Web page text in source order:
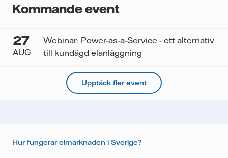
Kommande event
27
AUG
Webinar: Power-as-a-Service - ett alternativ
till kundägd elanläggning
Upptäck fler event
Hur fungerar elmarknaden i Sverige?